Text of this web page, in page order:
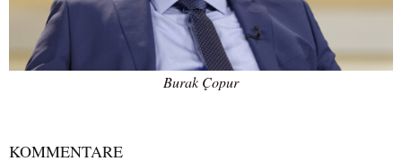
Burak Çopur
KOMMENTARE